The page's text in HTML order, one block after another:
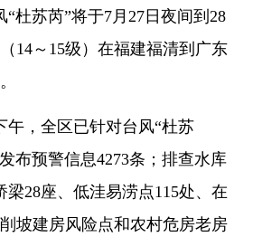
“杜苏芮”将于7月27日夜间到28
14～15级）在福建福清到广东
午，全区已针对台风“杜苏
布预警信息4273条；排查水库
梁28座、低洼易涝点115处、在
坡建房风险点和农村危房老房